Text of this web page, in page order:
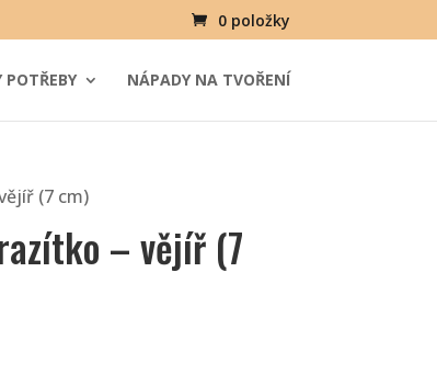
0 položky
POTŘEBY NÁPADY NA TVOŘENÍ
(7 cm)
– vějíř (7